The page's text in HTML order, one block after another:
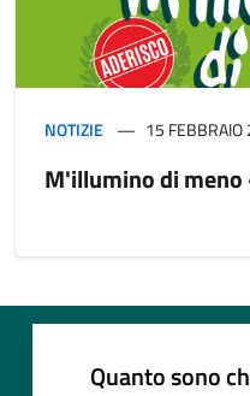
NOTIZIE 15
M'illumino di
Quanto sono